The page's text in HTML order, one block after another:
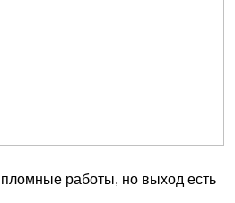
работы, но выход есть